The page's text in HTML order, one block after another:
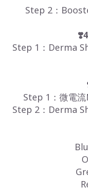
Step 2：
Step 1：Derma
Step 1：微電
Step 2：Derma